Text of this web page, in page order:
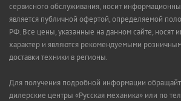
сервисного обслуживания, носит
является публичной офертой, определяемой
РФ. Все цены, указанные на данном сайте, носят
характер и являются рекомендуемыми
доставки техники в регионы.
Для получения подробной информации
дилерские центры «Русская механика» или по